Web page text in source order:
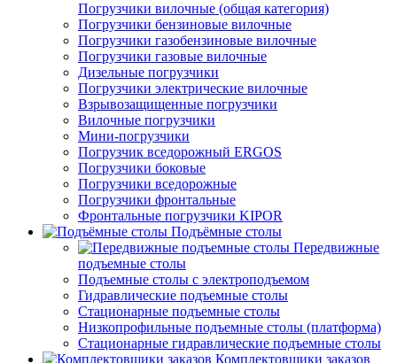
Погрузчики вилочные (общая категория)
Погрузчики бензиновые вилочные
Погрузчики газобензиновые вилочные
Погрузчики газовые вилочные
Дизельные погрузчики
Погрузчики электрические вилочные
Взрывозащищенные погрузчики
Вилочные погрузчики
Мини-погрузчики
Погрузчик вседорожный ERGOS
Погрузчики боковые
Погрузчики вседорожные
Погрузчики фронтальные
Фронтальные погрузчики KIPOR
Подъёмные столы
Передвижные
подъемные столы
Подъемные столы с электроподъемом
Гидравлические подъемные столы
Стационарные подъемные столы
Низкопрофильные подъемные столы (платформа)
Стационарные гидравлические подъемные столы
Комплектовщики заказов